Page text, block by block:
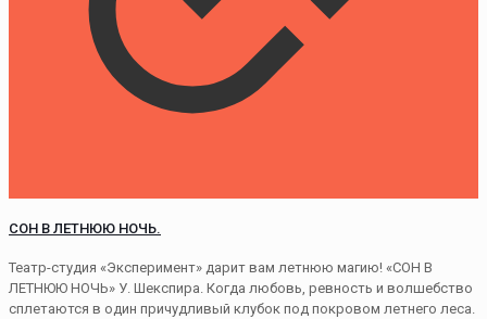
СОН В ЛЕТНЮЮ НОЧЬ.
Театр-студия «Эксперимент» дарит вам летнюю магию! «СОН В
ЛЕТНЮЮ НОЧЬ» У. Шекспира. Когда любовь, ревность и волшебство
сплетаются в один причудливый клубок под покровом летнего леса.